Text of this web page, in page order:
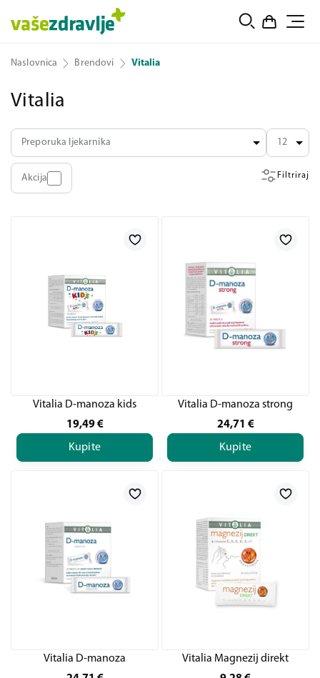
Naslovnica Brendovi Vitalia
Vitalia
Filtriraj
Akcija
Preporuka ljekarnika 12
Vitalia D-manoza kids
19,49 €
Kupite
Vitalia D-manoza strong
24,71 €
Kupite
Vitalia D-manoza
Vitalia Magnezij direkt